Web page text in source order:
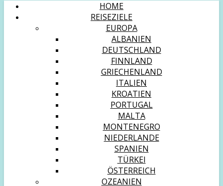
HOME
REISEZIELE
EUROPA
ALBANIEN
DEUTSCHLAND
FINNLAND
GRIECHENLAND
ITALIEN
KROATIEN
PORTUGAL
MALTA
MONTENEGRO
NIEDERLANDE
SPANIEN
TÜRKEI
ÖSTERREICH
OZEANIEN